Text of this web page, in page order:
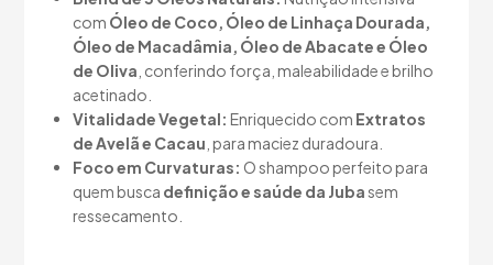
com Óleo de Coco, Óleo de Linhaça Dourada,
Óleo de Macadâmia, Óleo de Abacate e Óleo
de Oliva , conferindo força, maleabilidade e brilho
acetinado.
Vitalidade Vegetal: Enriquecido com Extratos
de Avelã e Cacau , para maciez duradoura.
Foco em Curvaturas: O shampoo perfeito para
quem busca definição e saúde da Jubasem
ressecamento.